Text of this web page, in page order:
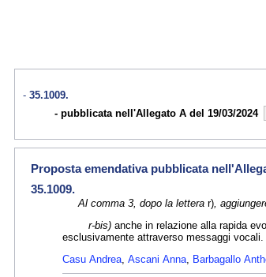
35.1009.
pubblicata nell'Allegato A del 19/03/2024
Proposta emendativa pubblicata
35.1009.
Al comma 3, dopo la lettera r) ,
r-bis) anche in relazione alla rapida
esclusivamente attraverso messaggi vocali.
Casu Andrea, Ascani Anna, Barbagallo